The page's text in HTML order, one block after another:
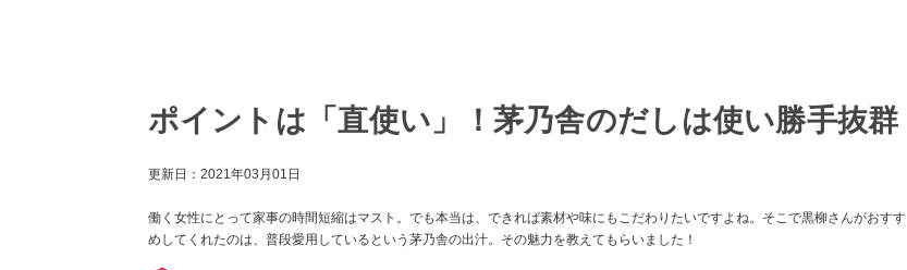
ポイントは「直使い」！茅乃舎のだしは使い勝手抜群
更新日： 2021年03月01日
働く女性にとって家事の時間短縮はマスト。でも本当は、できれば素材や味にもこだわりたいですよね。そこで黒柳さんがおすす
めしてくれたのは、普段愛用しているという茅乃舎の出汁。その魅力を教えてもらいました！